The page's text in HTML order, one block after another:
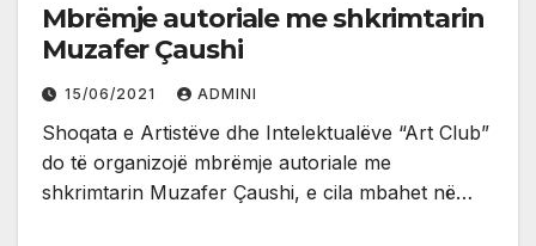
Mbrëmje autoriale me shkrimtarin
Muzafer Çaushi
15/06/2021 ADMINI
Shoqata e Artistëve dhe Intelektualëve “Art Club”
do të organizojë mbrëmje autoriale me
shkrimtarin Muzafer Çaushi, e cila mbahet në…